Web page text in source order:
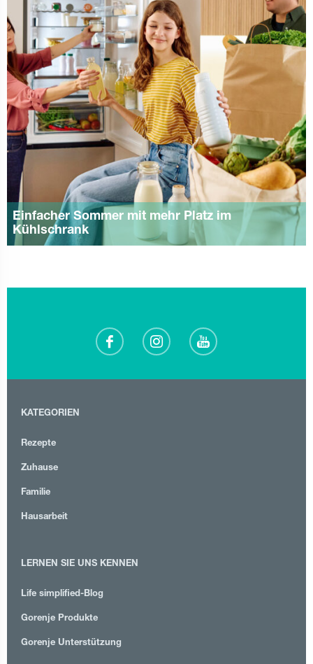
Einfacher Sommer mit mehr Platz im
Kühlschrank
KATEGORIEN
Rezepte
Zuhause
Familie
Hausarbeit
LERNEN SIE UNS KENNEN
Life simplified-Blog
Gorenje Produkte
Gorenje Unterstützung